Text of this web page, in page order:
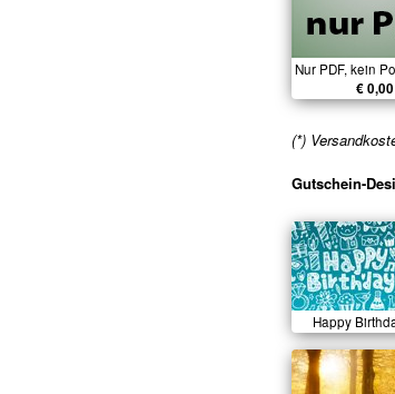
Nur PDF, kein
€ 0,00
(*)
Gutschein-
Happy